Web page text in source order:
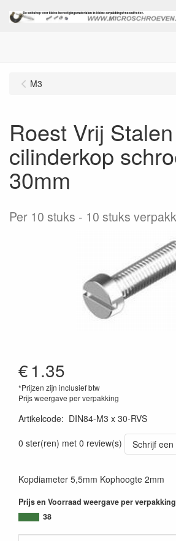
M3
Roest Vrij Stalen
cilinderkop
30mm
Per 10 stuks 10 stuks
€1.35
*Prijzen zijn inclusief btw
Prijs weergave per verpakking
Artikelcode: DIN84-M3 x 30-RVS
0 ster(ren) met 0 review(s)
Schrijf
Kopdiameter 5,5mm Kophoogte 2mm
Prijs en Voorraad weergave per
38